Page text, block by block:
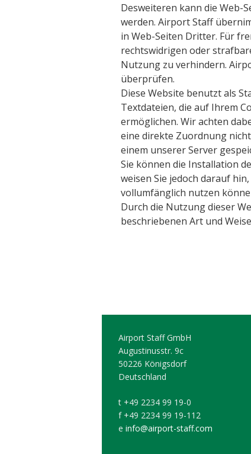
Desweiteren kann die Web-
werden. Airport Staff
in Web-Seiten Dritter. Für
rechtswidrigen oder
Nutzung zu verhindern.
überprüfen.
Diese Website benutzt als
Textdateien, die auf Ihrem
ermöglichen. Wir achten
eine direkte Zuordnung
einem unserer Server
Sie können die Installation
weisen Sie jedoch darauf
vollumfänglich nutzen
Durch die Nutzung dieser
beschriebenen Art und
Airport Staff GmbH
Augustinusstr. 9c
50226 Königsdorf
Deutschland
t +49 2234 99 19-0
f +49 2234 99 19-112
e info@airport-staff.com